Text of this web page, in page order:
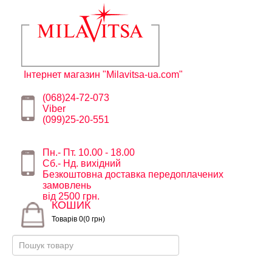
Інтернет магазин "Milavitsa-ua.com"
(068)24-72-073
Viber
(099)25-20-551
Пн.- Пт. 10.00 - 18.00
Сб.- Нд. вихідний
Безкоштовна доставка передоплачених
замовлень
від 2500 грн.
КОШИК
Товарів 0(0 грн)